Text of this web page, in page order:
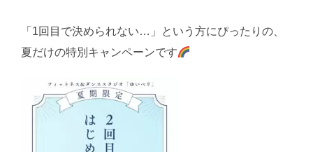
「1回目で決められない…」という方にぴったりの、
夏だけの特別キャンペーンです